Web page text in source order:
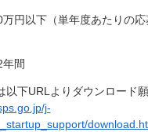
円以下（単年度あたりの
間
下URLよりダウンロード願
j-